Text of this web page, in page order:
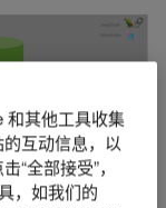
和其他工具收集
互动信息，以
“全部接受”，
，如我们的